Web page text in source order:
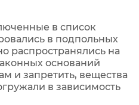
в список
в подпольных
распространялись на
оснований
и запретить, вещества
в зависимость